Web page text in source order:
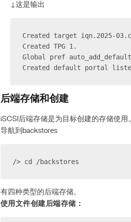
↓这是输出
Created target iqn.2025-
Created TPG 1.
Global pref
Created default portal
后端存储和创建
iSCSI后端存储是为目标创建的存储使用
导航到backstores
/> cd /backstores
有四种类型的后端存储。
使用文件创建后端存储：